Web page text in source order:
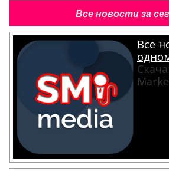
Все новости за
Все